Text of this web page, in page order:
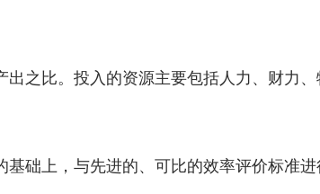
比。投入的资源主要包括人力、财力、
上，与先进的、可比的效率评价标准进